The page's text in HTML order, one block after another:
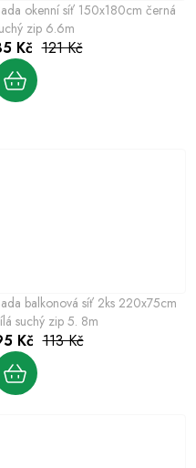
okenní síť 150x180cm černá
zip 6.6m
Kč 121 Kč
balkonová síť 2ks 220x75cm
suchý zip 5. 8m
Kč 113 Kč